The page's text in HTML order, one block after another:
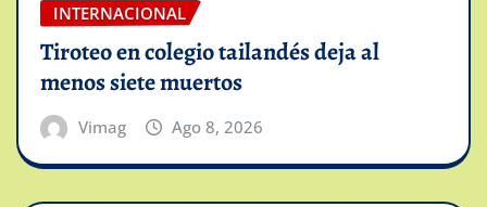
INTERNACIONAL
Tiroteo en colegio tailandés deja al
menos siete muertos
Vimag Ago 8, 2026